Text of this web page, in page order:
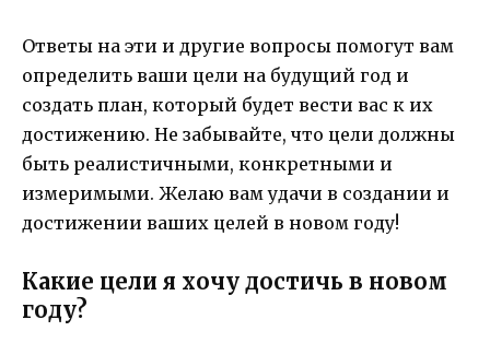
Ответы на эти и другие вопросы помогут вам
определить ваши цели на будущий год и
создать план, который будет вести вас к их
достижению. Не забывайте, что цели должны
быть реалистичными, конкретными и
измеримыми. Желаю вам удачи в создании и
достижении ваших целей в новом году!
Какие цели я хочу достичь в новом
году?